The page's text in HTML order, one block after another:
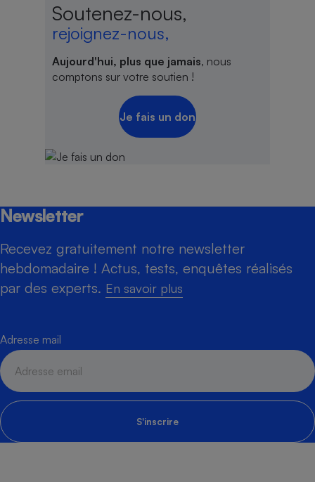
Soutenez-nous,
rejoignez-nous,
Aujourd'hui, plus que jamais, nous
comptons sur votre soutien !
Je fais un don
Newsletter
Recevez gratuitement notre newsletter
hebdomadaire ! Actus, tests, enquêtes réalisés
par des experts. En savoir plus
Adresse mail
S'inscrire